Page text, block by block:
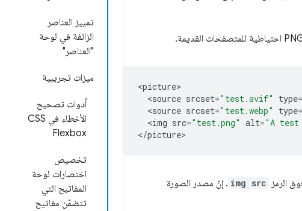
تمييز العناصر
الزائفة في لوحة
"العناصر"
ميزات تجريبية
أدوات تصحيح
الأخطاء في CSS
Flexbox
تخصيص
اختصارات لوحة
المفاتيح التي
تتضمّن مفاتيح
<picture
<source srcset="test.avif" type=
<source srcset="test.webp" type=
<img src="test.png" alt="A test
</picture
img src . إنّ مصدر الصورة